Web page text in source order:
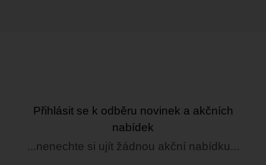
Přihlásit se k odběru novinek a akčních
nabídek
...nenechte si ujít žádnou akční nabídku...